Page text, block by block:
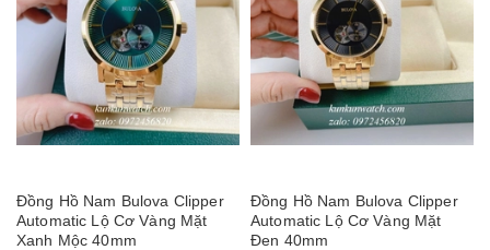
Đồng Hồ Nam Bulova Clipper
Automatic Lộ Cơ Vàng Mặt
Xanh Mộc 40mm
Đồng Hồ Nam Bulova Clipper
Automatic Lộ Cơ Vàng Mặt
Đen 40mm